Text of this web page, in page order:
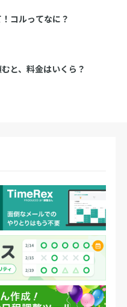
コルってなに？
と、料金はいくら？